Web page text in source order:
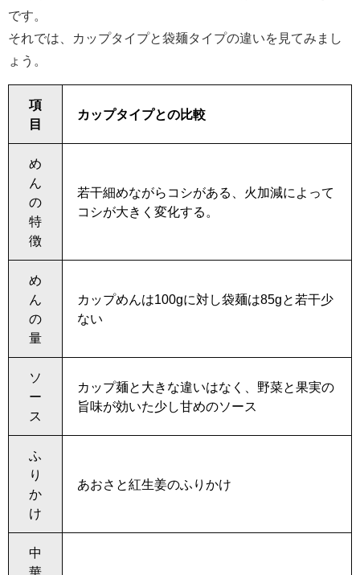
です。
それでは、カップタイプと袋麺タイプの違いを見てみまし
ょう。
項
目
カップタイプとの比較
め
ん
の
特
徴
若干細めながらコシがある、火加減によって
コシが大きく変化する。
め
ん
の
量
カップめんは100gに対し袋麺は85gと若干少
ない
ソ
ー
ス
カップ麺と大きな違いはなく、野菜と果実の
旨味が効いた少し甘めのソース
ふ
り
か
け
あおさと紅生姜のふりかけ
中
華